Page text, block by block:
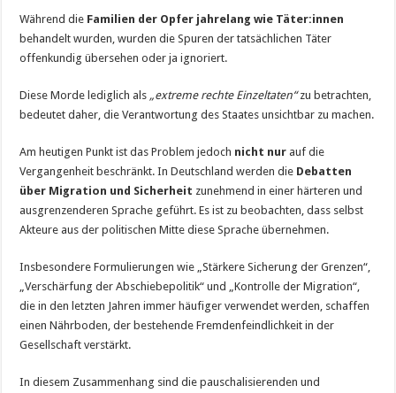
Während die Familien der Opfer jahrelang wie Täter:innen
behandelt wurden, wurden die Spuren der tatsächlichen Täter
offenkundig übersehen oder ja ignoriert.
Diese Morde lediglich als „extreme rechte Einzeltaten“zu betrachten,
bedeutet daher, die Verantwortung des Staates unsichtbar zu machen.
Am heutigen Punkt ist das Problem jedoch nicht nur auf die
Vergangenheit beschränkt. In Deutschland werden die Debatten
über Migration und Sicherheit zunehmend in einer härteren und
ausgrenzenderen Sprache geführt. Es ist zu beobachten, dass selbst
Akteure aus der politischen Mitte diese Sprache übernehmen.
Insbesondere Formulierungen wie „Stärkere Sicherung der Grenzen“,
„Verschärfung der Abschiebepolitik“ und „Kontrolle der Migration“,
die in den letzten Jahren immer häufiger verwendet werden, schaffen
einen Nährboden, der bestehende Fremdenfeindlichkeit in der
Gesellschaft verstärkt.
In diesem Zusammenhang sind die pauschalisierenden und